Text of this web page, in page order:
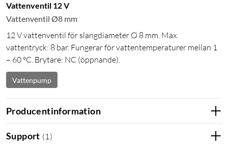
Vattenventil 12 V
Vattenventil Ø8 mm
12 V vattenventil för slangdiameter Ø 8 mm. Max.
vattentryck: 8 bar. Fungerar för vattentemperaturer mellan 1
– 60 °C. Brytare: NC (öppnande).
Vattenpump
Producentinformation
Support (1 )